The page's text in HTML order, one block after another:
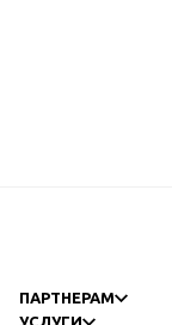
ПАРТНЕРАМ
УСЛУГИ